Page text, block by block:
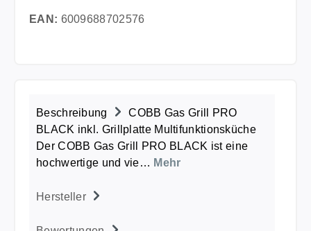
EAN: 6009688702576
Beschreibung
COBB Gas Grill PRO
BLACK inkl. Grillplatte Multifunktionsküche
Der COBB Gas Grill PRO BLACK ist eine
hochwertige und vie… Mehr
Hersteller